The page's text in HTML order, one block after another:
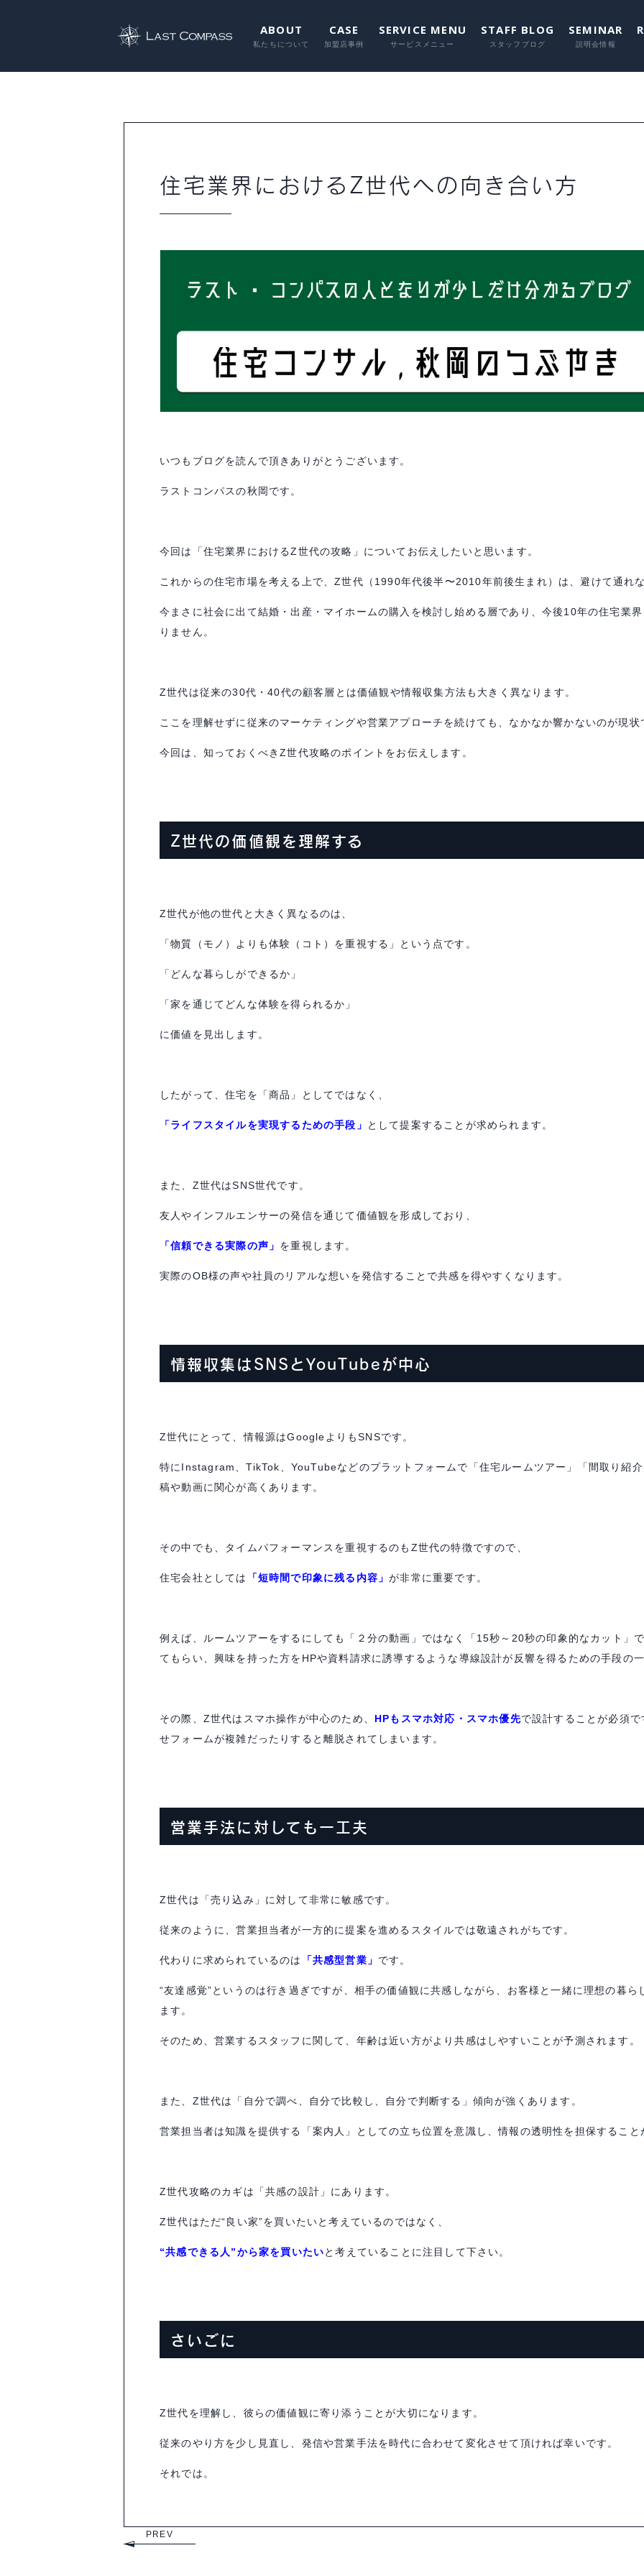
ABOUT CASE SERVICE MENU STAFF BLOG SEMINAR
住宅業界におけるZ世代への向き合い方
いつもブログを読んで頂きありがとうございます。
ラストコンパスの秋岡です。
今回は「住宅業界におけるZ世代の攻略」についてお伝えしたいと思います。
これからの住宅市場を考える上で、Z世代（ 1990年代後半〜2010年前後生まれ）は、避けて通れ
今まさに社会に出て結婚・出産・マイホームの購入を検討し始める層であり、今後10年の住宅業
りません。
Z世代は従来の30代・40代の顧客層とは価値観や情報収集方法も大きく異なります。
ここを理解せずに従来のマーケティングや営業アプローチを続けても、なかなか響かないのが現状
今回は、知っておくべきZ世代攻略のポイントをお伝えします。
Z世代の価値観を理解する
Z世代が他の世代と大きく異なるのは、
「物質（モノ）よりも体験（コト）を重視する」という点です。
「どんな暮らしができるか」
「家を通じてどんな体験を得られるか」
に価値を見出します。
したがって、住宅を「商品」としてではなく、
「ライフスタイルを実現するための手段」 として提案することが求められます。
また、 Z世代はSNS世代です。
友人やインフルエンサーの発信を通じて価値観を形成しており、
「信頼できる実際の声」 を重視します。
実際のOB様の声や社員のリアルな想いを発信することで共感を得やすくなります。
情報収集はSNS とYouTubeが中心
Z世代にとって、情報源はGoogle よりもSNSです。
特に Instagram 、TikTok YouTubeなどのプラットフォームで「住宅ルームツアー」「間取り紹
稿や動画に関心が高くあります。
その中でも、タイムパフォーマンスを重視するのも Z世代の特徴ですので、
住宅会社としては 「短時間で印象に残る内容」が非常に重要です。
例えば、ルームツアーをするにしても「２分の動画」ではなく「 15秒～ 20秒の印象的なカット」
てもらい、興味を持った方を HPや資料請求に誘導するような導線設計が反響を得るための手段の
その際、 Z世代はスマホ操作が中心のため、 HPもスマホ対応・スマホ優先で設計することが必須
せフォームが複雑だったりすると離脱されてしまいます。
営業手法に対しても一工夫
Z世代は「売り込み」に対して非常に敏感です。
従来のように、営業担当者が一方的に提案を進めるスタイルでは敬遠されがちです。
代わりに求められているのは 「共感型営業」 です。
“友達感覚”というのは行き過ぎですが、相手の価値観に共感しながら、お客様と一緒に理想の暮
ます。
そのため、営業するスタッフに関して、年齢は近い方がより共感はしやすいことが予測されます。
また、 Z世代は「自分で調べ、自分で比較し、自分で判断する」傾向が強くあります。
営業担当者は知識を提供する「案内人」としての立ち位置を意識し、情報の透明性を担保するこ
Z世代攻略のカギは「共感の設計」にあります。
Z世代はただ“良い家”を買いたいと考えているのではなく、
“共感できる人”から家を買いたいと考えていることに注目して下さい。
さいごに
Z世代を理解し、彼らの価値観に寄り添うことが大切になります。
従来のやり方を少し見直し、発信や営業手法を時代に合わせて変化させて頂ければ幸いです。
それでは。
PREV